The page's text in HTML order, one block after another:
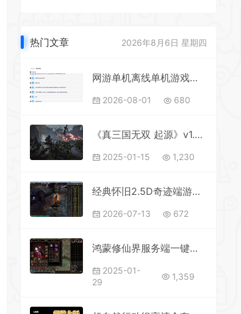
热门文章 2026年8月6日 星期四
网游单机离线单机游戏合集2.6T 解压即玩 网盘下载 一键端免安装免配置
2026-08-01 680
《真三国无双 起源》v1.0.0中文版
2025-01-15 1,230
经典怀旧2.5D奇迹端游【远古奇迹S6魔改版】2025整理Win一键即玩服务端+网页注册+GM工具+PC客户端+教程【站长亲测】
2026-07-13 672
鸿蒙修仙界服务端一键即玩配套齐全带教程
2025-01-
29
1,359